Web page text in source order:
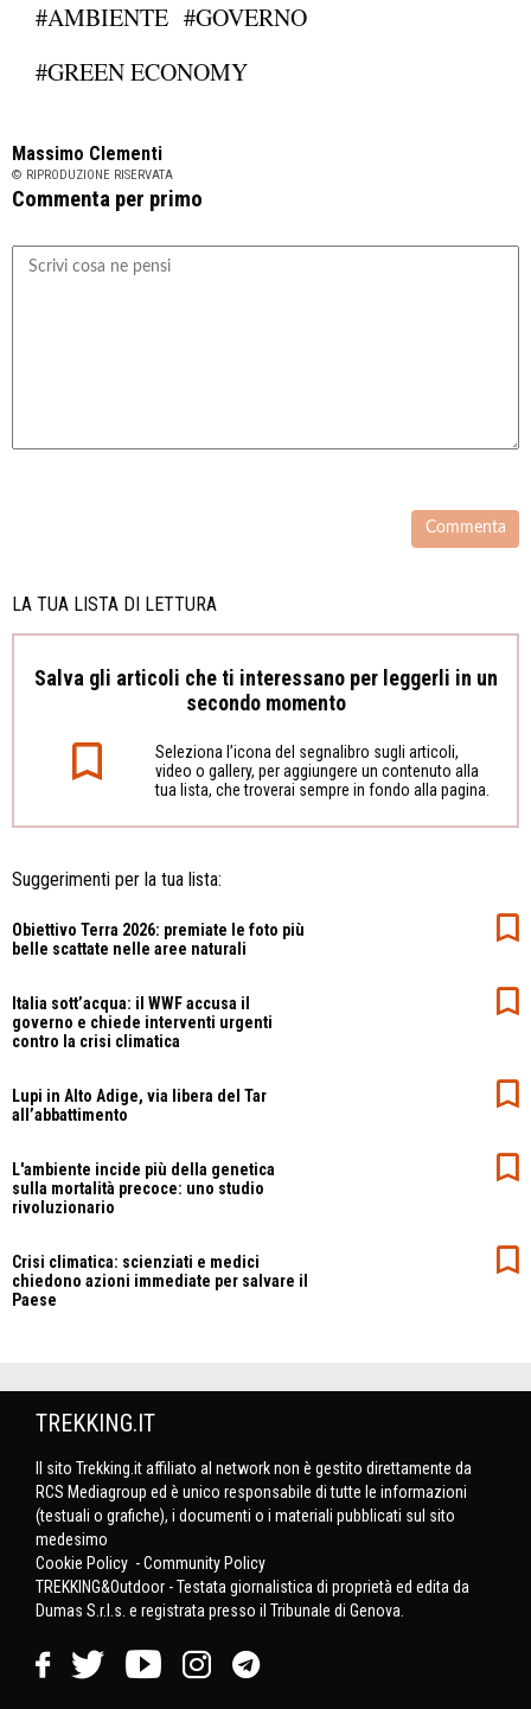
#AMBIENTE #GOVERNO
#GREEN ECONOMY
Massimo Clementi
© RIPRODUZIONE RISERVATA
Commenta per primo
LA TUA LISTA DI LETTURA
Salva gli articoli che ti interessano per leggerli in un
secondo momento
Seleziona l’icona del segnalibro sugli articoli,
video o gallery, per aggiungere un contenuto alla
tua lista, che troverai sempre in fondo alla pagina.
Suggerimenti per la tua lista:
Obiettivo Terra 2026: premiate le foto più
belle scattate nelle aree naturali
Italia sott’acqua: il WWF accusa il
governo e chiede interventi urgenti
contro la crisi climatica
Lupi in Alto Adige, via libera del Tar
all’abbattimento
L'ambiente incide più della genetica
sulla mortalità precoce: uno studio
rivoluzionario
Crisi climatica: scienziati e medici
chiedono azioni immediate per salvare il
Paese
TREKKING.IT
Il sito Trekking.it affiliato al network non è gestito direttamente da
RCS Mediagroup ed è unico responsabile di tutte le informazioni
(testuali o grafiche), i documenti o i materiali pubblicati sul sito
medesimo
Cookie Policy -Community Policy
TREKKING&Outdoor - Testata giornalistica di proprietà ed edita da
Dumas S.r.l.s. e registrata presso il Tribunale di Genova.